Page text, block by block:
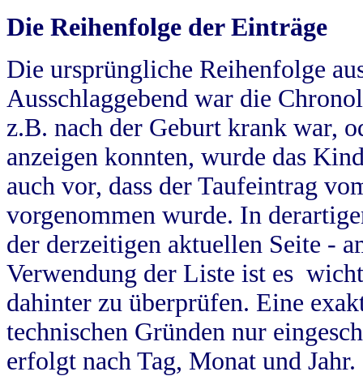
Die Reihenfolge der Einträge
Die ursprüngliche Reihenfolge
Ausschlaggebend war die
z.B. nach der Geburt krank war,
anzeigen konnten, wurde das
auch vor, dass der Taufeintrag
vorgenommen wurde. In
der derzeitigen aktuellen Seite -
Verwendung der Liste ist es
dahinter zu überprüfen. Eine
technischen Gründen nur
erfolgt nach Tag, Monat und Jahr.